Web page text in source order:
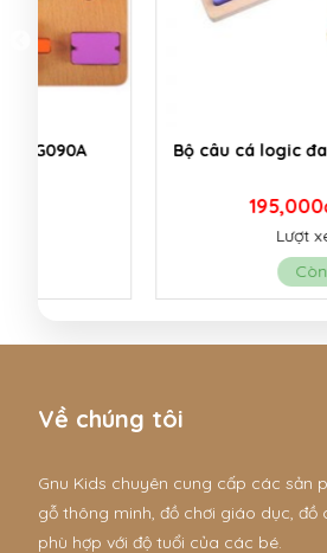
Bộ câu cá logic đa năng 3
215,000đ
Lượt xem: 6496
Về chúng tôi
Gnu Kids chuyên cung cấp các sản
gỗ thông minh, đồ chơi giáo dục, đồ
phù hợp với độ tuổi của các bé.